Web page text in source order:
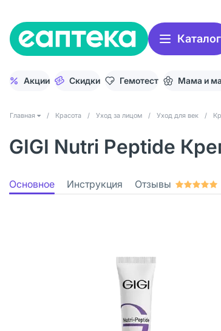
Каталог
Акции Скидки Гемотест Мама и
Главная / Красота / Уход за лицом / Уход для век /
GIGI Nutri Peptide
Основное Инструкция Отзывы